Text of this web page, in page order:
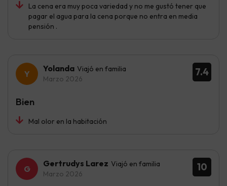
La cena era muy poca variedad y no me gustó tener que
pagar el agua para la cena porque no entra en media
pensión .
7.4
Yolanda Viajó en familia
Marzo 2026
Mal olor en la habitación
Bien
10
Gertrudys Larez Viajó en familia
Marzo 2026